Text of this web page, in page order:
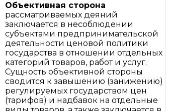
Объективная сторона
рассматриваемых деяний
заключается в несоблюдении
субъектами предпринимательской
деятельности ценовой политики
государства в отношении отдельных
категорий товаров, работ и услуг.
Сущность объективной стороны
сводится к завышению (занижению)
регулируемых государством цен
(тарифов) и надбавок на отдельные